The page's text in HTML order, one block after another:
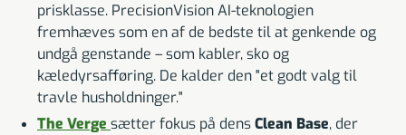
prisklasse. PrecisionVision AI-teknologien
fremhæves som en af de bedste til at genkende og
undgå genstande – som kabler, sko og
kæledyrsafføring. De kalder den "et godt valg til
travle husholdninger."
The Verge sætter fokus på densClean Base, der